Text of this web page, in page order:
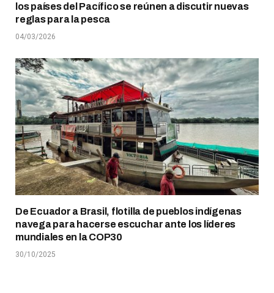
los países del Pacífico se reúnen a discutir nuevas
reglas para la pesca
04/03/2026
De Ecuador a Brasil, flotilla de pueblos indígenas
navega para hacerse escuchar ante los líderes
mundiales en la COP30
30/10/2025